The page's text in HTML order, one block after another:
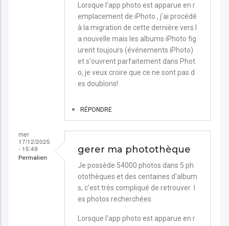
Lorsque l'app photo est apparue en r
emplacement de iPhoto , j'ai procédé
à la migration de cette dernière vers l
a nouvelle mais les albums iPhoto fig
urent toujours (événements iPhoto)
et s'ouvrent parfaitement dans Phot
o, je veux croire que ce ne sont pas d
es doublons!
RÉPONDRE
mer
17/12/2025
- 15:49
Permalien
gerer ma photothèque
Je possède 54000 photos dans 5 ph
otothèques et des centaines d'album
s, c'est très compliqué de retrouver l
es photos recherchées.
Lorsque l'app photo est apparue en r